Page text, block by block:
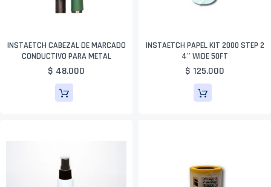
INSTAETCH CABEZAL DE MARCADO
CONDUCTIVO PARA METAL
$ 48.000
INSTAETCH PAPEL KIT 2000 STEP 2
4'' WIDE 50FT
$ 125.000